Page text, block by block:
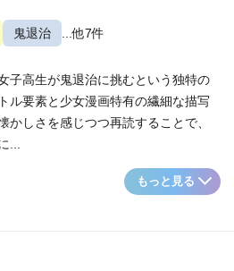
鬼退治 ...他7件
子高生が鬼退治に挑むという独特の
ル要素と少女漫画特有の繊細な描写
かしさを感じつつ再読することで、
...
もっと見る